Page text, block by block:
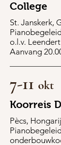
College
St. Janskerk,
o.l.v.
Aanvang
7-11 okt
Koorreis
Pècs,